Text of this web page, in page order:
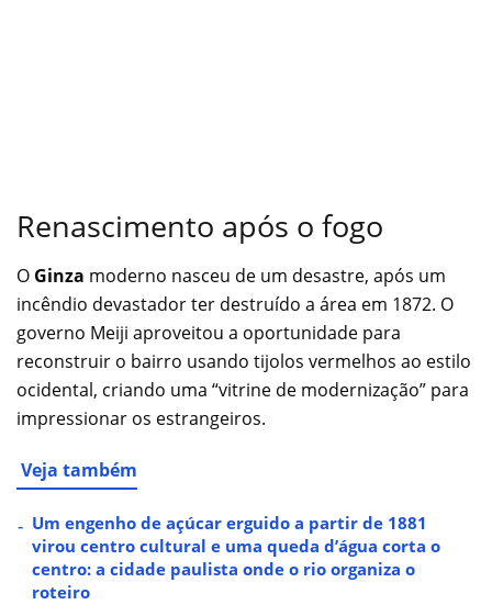
Renascimento após o fogo
O Ginza moderno nasceu de um desastre, após um
incêndio devastador ter destruído a área em 1872. O
governo Meiji aproveitou a oportunidade para
reconstruir o bairro usando tijolos vermelhos ao estilo
ocidental, criando uma “vitrine de modernização” para
impressionar os estrangeiros.
Veja também
Um engenho de açúcar erguido a partir de 1881
virou centro cultural e uma queda d’água corta o
centro: a cidade paulista onde o rio organiza o
roteiro